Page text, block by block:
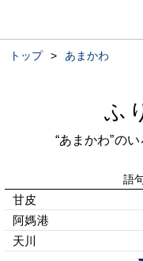
トップ > あまかわ
ふ
“あまかわ”の
語
甘皮
阿媽港
天川